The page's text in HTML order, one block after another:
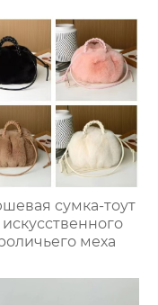
сумка-тоут
искусственного
меха